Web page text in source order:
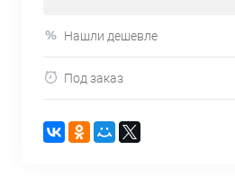
Нашли дешевле
Под заказ